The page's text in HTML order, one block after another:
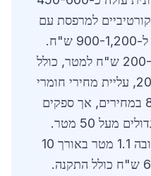
למרפסת עם
אלמנטים מחושלים מגיעים ל-900-1,200 ש"ח.
עלויות התקנה נוספות 200-400 ש"ח למטר, כולל
עבודה מקצועית. בשנת 2026, עליית מחירי חומרי
גלם גרמה לעדכון של כ-8% במחירים, אך ספקים
מציעים הנחות לפרויקטים גדולים מעל 50 מטר.
לדוגמה, מעקה סטנדרטי בגובה 1.1 מטר באורך 10
מטר יעלה כ-6,000-8,000 ש"ח כולל התקנה.